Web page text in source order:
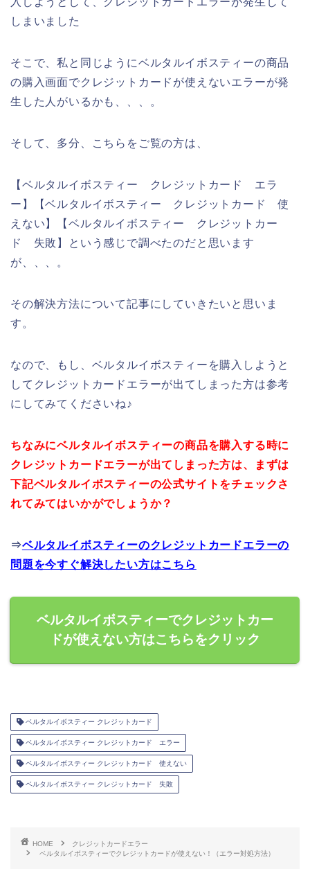
しまいました
そこで、私と同じようにベルタルイボスティーの商品
の購入画面でクレジットカードが使えないエラーが発
生した人がいるかも、、、。
そして、多分、こちらをご覧の方は、
【ベルタルイボスティー クレジットカード エラ
ー】【ベルタルイボスティー クレジットカード 使
えない】【ベルタルイボスティー クレジットカー
ド 失敗】という感じで調べたのだと思います
が、、、。
その解決方法について記事にしていきたいと思いま
す。
なので、もし、ベルタルイボスティーを購入しようと
してクレジットカードエラーが出てしまった方は参考
にしてみてくださいね♪
ちなみにベルタルイボスティーの商品を購入する時に
クレジットカードエラーが出てしまった方は、まずは
下記ベルタルイボスティーの公式サイトをチェックさ
れてみてはいかがでしょうか？
⇒ベルタルイボスティーのクレジットカードエラーの
問題を今すぐ解決したい方はこちら
ベルタルイボスティーでクレジットカー
ドが使えない方はこちらをクリック
ベルタルイボスティー クレジットカード
ベルタルイボスティー クレジットカード エラー
ベルタルイボスティー クレジットカード 使えない
ベルタルイボスティー クレジットカード 失敗
HOME
クレジットカードエラー
ベルタルイボスティーでクレジットカードが使えない！（エラー対処方法）